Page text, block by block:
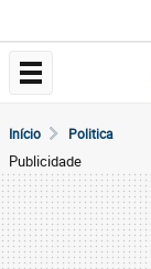
Início Politica
Publicidade